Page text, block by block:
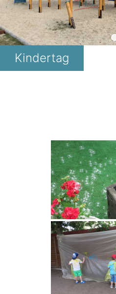
Kindertag